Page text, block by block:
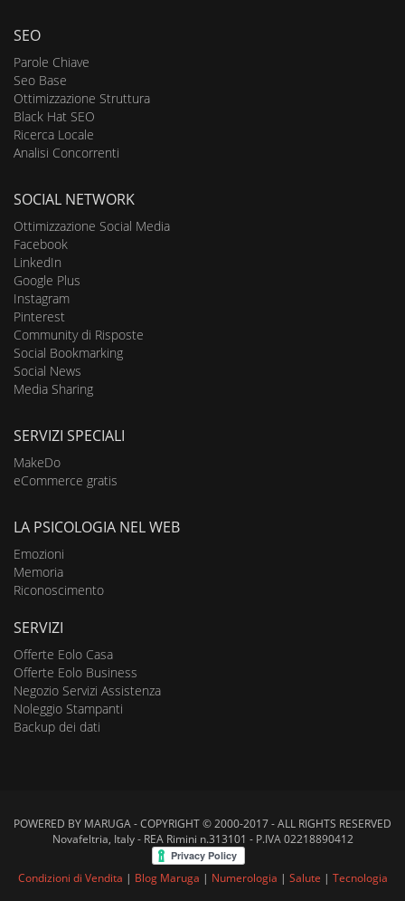
SEO
Parole Chiave
Seo Base
Ottimizzazione Struttura
Black Hat SEO
Ricerca Locale
Analisi Concorrenti
SOCIAL NETWORK
Ottimizzazione Social Media
Facebook
LinkedIn
Google Plus
Instagram
Pinterest
Community di Risposte
Social Bookmarking
Social News
Media Sharing
SERVIZI SPECIALI
MakeDo
eCommerce gratis
LA PSICOLOGIA NEL WEB
Emozioni
Memoria
Riconoscimento
SERVIZI
Offerte Eolo Casa
Offerte Eolo Business
Negozio Servizi Assistenza
Noleggio Stampanti
Backup dei dati
POWERED BY MARUGA - COPYRIGHT © 2000-2017 - ALL RIGHTS RESERVED
Novafeltria, Italy - REA Rimini n.313101 - P.IVA 02218890412
Condizioni di Vendita | Blog Maruga | Numerologia | Salute | Tecnologia